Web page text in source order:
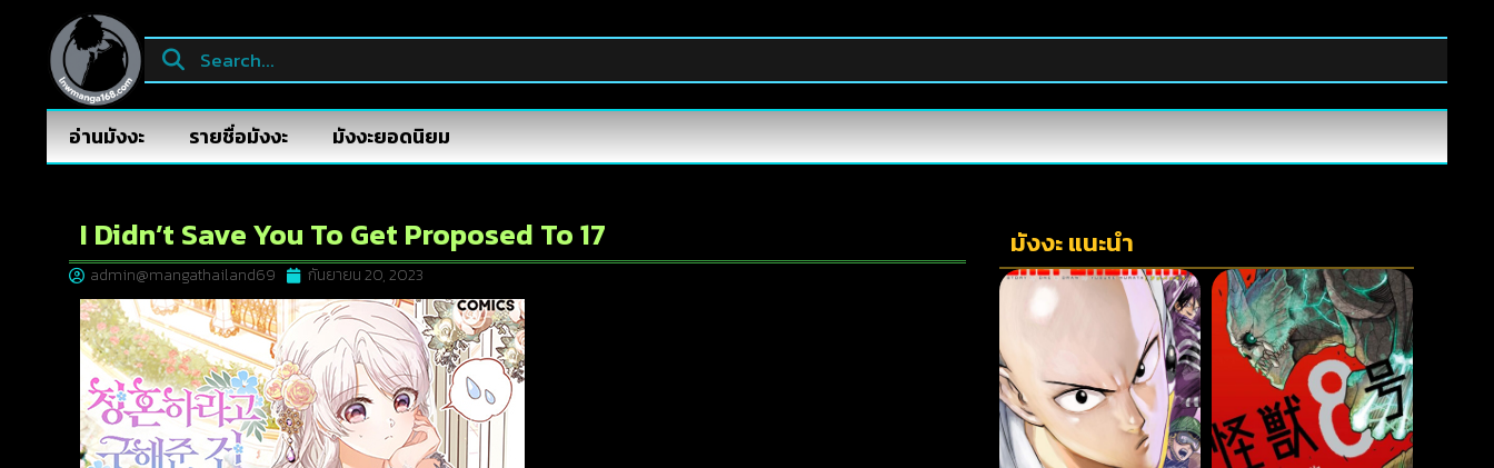
อ่านมังงะ รายชื่อมังงะ มังงะยอดนิยม
I Didn’t Save You To Get Proposed To 17
admin@mangathailand69 กันยายน 20, 2023
มังงะ แนะนำ